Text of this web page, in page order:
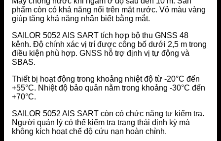
phẩm còn có khả năng nổi trên mặt nước. Vỏ màu vàng
giúp tăng khả năng nhận biết bằng mắt.
SAILOR 5052 AIS SART tích hợp bộ thu GNSS 48
kênh. Độ chính xác vị trí được công bố dưới 2,5 m trong
điều kiện phù hợp. GNSS hỗ trợ định vị tự động và
SBAS.
Thiết bị hoạt động trong khoảng nhiệt độ từ -20°C đến
+55°C. Nhiệt độ bảo quản nằm trong khoảng -30°C đến
+70°C.
SAILOR 5052 AIS SART còn có chức năng tự kiểm tra.
Người quản lý có thể kiểm tra trạng thái định kỳ mà
không kích hoạt chế độ cứu nạn hoàn chỉnh.